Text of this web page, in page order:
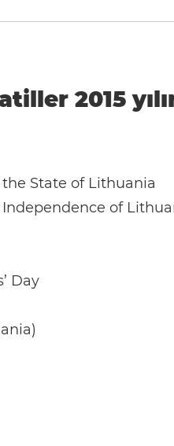
2015
State of Lithuania
of
Day